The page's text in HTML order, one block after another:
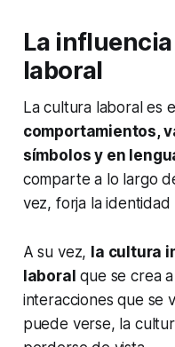
La
laboral
La cultura laboral es
comportamientos,
símbolos y en
comparte a lo largo
vez, forja la
A su vez, la cultura
laboral que se crea
interacciones que se
puede verse, la